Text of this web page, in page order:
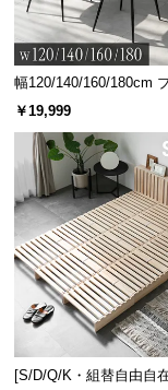
体圧分散の比較
体圧分散されてい
✖ 負荷が
身体の一部分に圧力
幅120/140/160/180cm
レーム ダイニング 大理
￥19,999
[S/D/Q/K・組替自由自